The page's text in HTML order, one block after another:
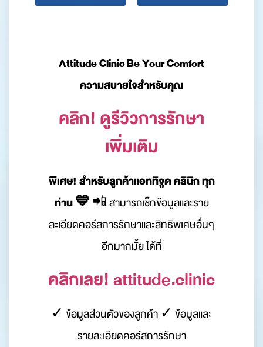
Attitude Clinic Be Your Comfort
ความสบายใจสำหรับคุณ
คลิก! ดูรีวิวการรักษา
เพิ่มเติม
พิเศษ! สำหรับลูกค้าแอททิจูด คลินิก ทุก
ท่าน 💙 📲 สามารถเช็กข้อมูลและราย
ละเอียดคอร์สการรักษาและสิทธิพิเศษอื่นๆ
อีกมากมั้ย ได้ที่
คลิกเลย! attitude.clinic
✓ ข้อมูลส่วนตัวของลูกค้า ✓ ข้อมูลและ
รายละเอียดคอร์สการรักษา